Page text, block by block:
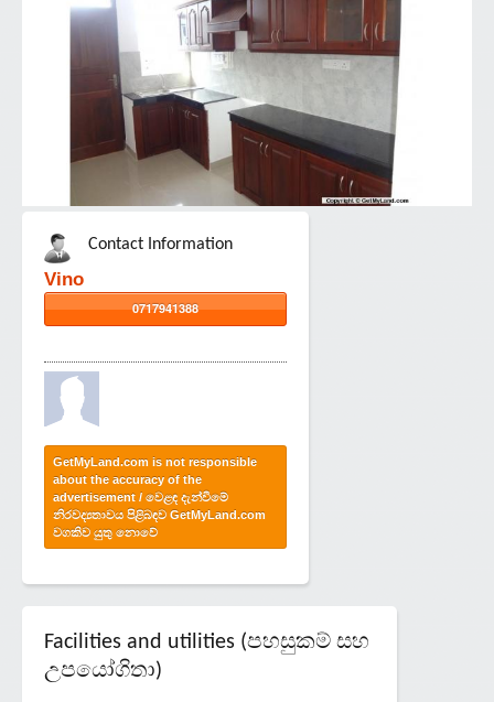
Contact Information
Vino
0717941388
GetMyLand.com is not responsible
about the accuracy of the
advertisement / වෙළඳ දැන්වීමේ
නිරවද්‍යතාවය පිළිබඳව GetMyLand.com
වගකිව යුතු නොවේ
Facilities and utilities (පහසුකම් සහ
උපයෝගිතා)